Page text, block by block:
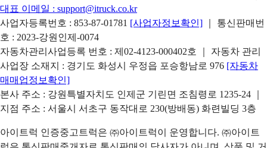
대표 이메일 : support@itruck.co.kr
사업자등록번호 : 853-87-01781 [사업자정보확인]
｜ 통신판매번
호 : 2023-강원인제-0074
자동차관리사업등록 번호 : 제02-4123-000402호 ｜ 자동차 관리
사업장 소재지 : 경기도 화성시 우정읍 포승항남로 976 [자동차
매매업정보확인]
본사 주소 : 강원특별자치도 인제군 기린면 조침령로 1235-24 ｜
지점 주소 : 서울시 서초구 동작대로 230(방배동) 화련빌딩 3층
아이트럭 인증중고트럭은 ㈜아이트럭이 운영합니다. ㈜아이트